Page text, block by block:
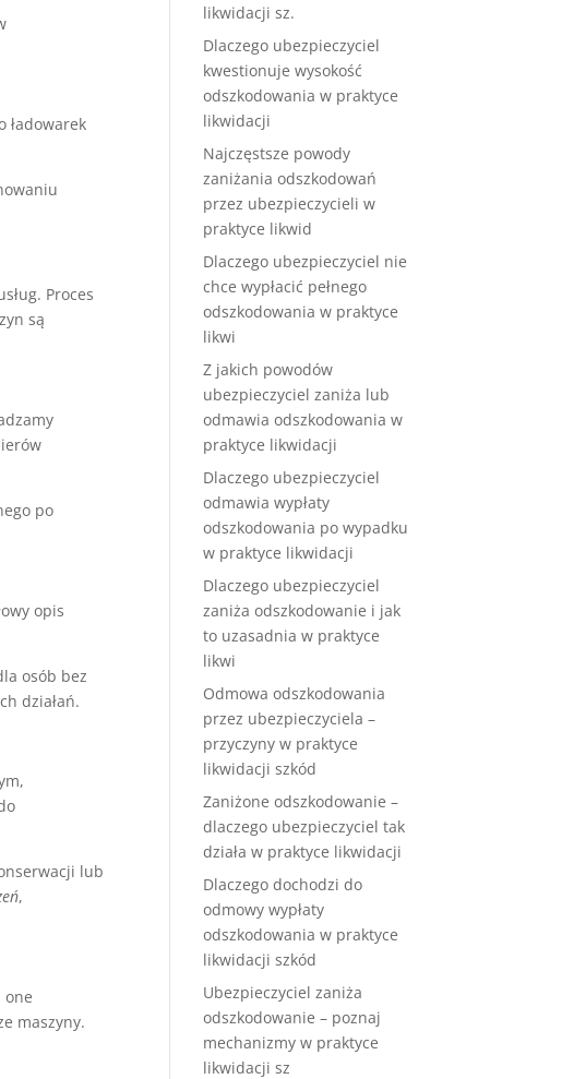
ładowarek
Proces
są
po
opis
osób bez
działań.
lub
,
one
maszyny.
likwidacji sz.
Dlaczego ubezpieczyciel
kwestionuje wysokość
odszkodowania w praktyce
likwidacji
Najczęstsze powody
zaniżania odszkodowań
przez ubezpieczycieli w
praktyce likwid
Dlaczego ubezpieczyciel nie
chce wypłacić pełnego
odszkodowania w praktyce
likwi
Z jakich powodów
ubezpieczyciel zaniża lub
odmawia odszkodowania w
praktyce likwidacji
Dlaczego ubezpieczyciel
odmawia wypłaty
odszkodowania po wypadku
w praktyce likwidacji
Dlaczego ubezpieczyciel
zaniża odszkodowanie i jak
to uzasadnia w praktyce
likwi
Odmowa odszkodowania
przez ubezpieczyciela –
przyczyny w praktyce
likwidacji szkód
Zaniżone odszkodowanie –
dlaczego ubezpieczyciel tak
działa w praktyce likwidacji
Dlaczego dochodzi do
odmowy wypłaty
odszkodowania w praktyce
likwidacji szkód
Ubezpieczyciel zaniża
odszkodowanie – poznaj
mechanizmy w praktyce
likwidacji sz